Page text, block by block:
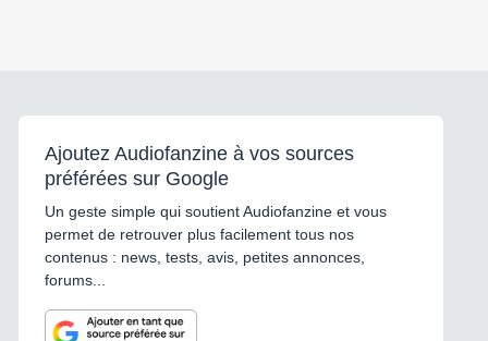
Ajoutez Audiofanzine à vos sources
préférées sur Google
Un geste simple qui soutient Audiofanzine et vous
permet de retrouver plus facilement tous nos
contenus : news, tests, avis, petites annonces,
forums...